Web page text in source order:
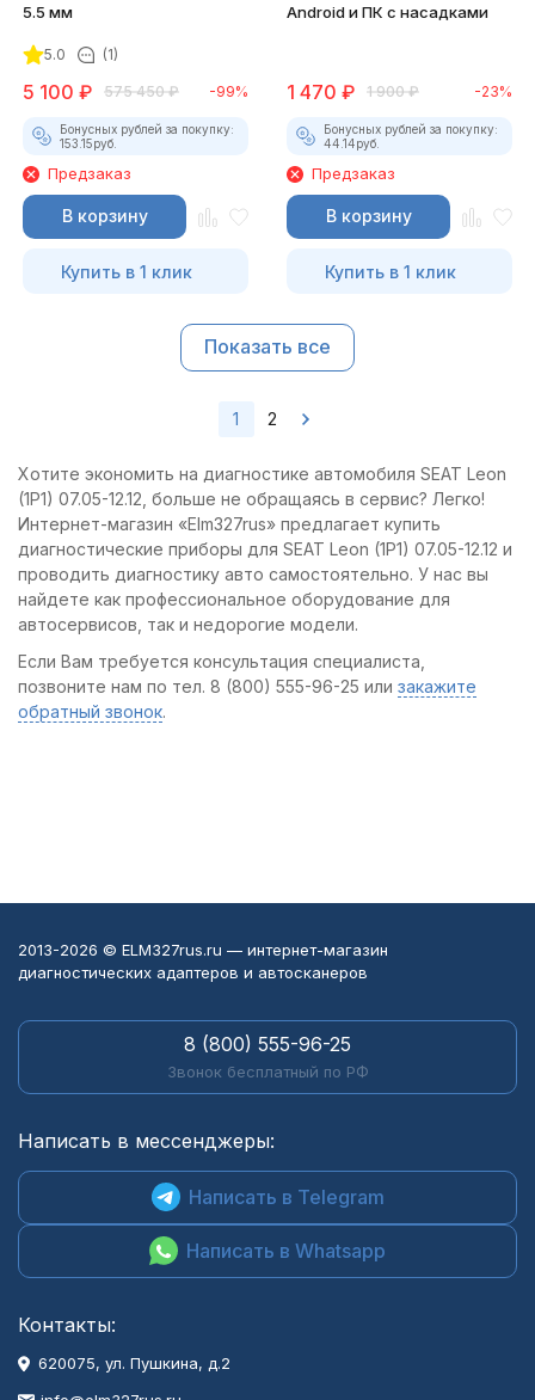
5.5 мм
5.0 (1)
5 100 ₽ 575 450 ₽ -99%
Бонусных рублей за покупку:
153.15руб.
Предзаказ
В корзину
Купить в 1 клик
Android и ПК с насадками
1 470 ₽ 1 900 ₽ -23%
Бонусных рублей за покупку:
44.14руб.
Предзаказ
В корзину
Купить в 1 клик
Показать все
1 2
Хотите экономить на диагностике автомобиля SEAT Leon
(1P1) 07.05-12.12, больше не обращаясь в сервис? Легко!
Интернет-магазин «Elm327rus» предлагает купить
диагностические приборы для SEAT Leon (1P1) 07.05-12.12 и
проводить диагностику авто самостоятельно. У нас вы
найдете как профессиональное оборудование для
автосервисов, так и недорогие модели.
Если Вам требуется консультация специалиста,
позвоните нам по тел. 8 (800) 555-96-25 или закажите
обратный звонок.
2013-2026 © ELM327rus.ru — интернет-магазин
диагностических адаптеров и автосканеров
8 (800) 555-96-25
Звонок бесплатный по РФ
Написать в мессенджеры:
Написать в Telegram
Написать в Whatsapp
Контакты:
620075, ул. Пушкина, д.2